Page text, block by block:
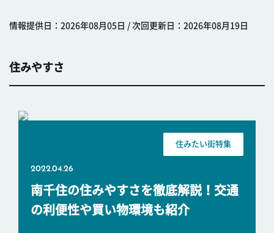
情報提供日：2026年08月05日 / 次回更新日：2026年08月19日
住みやすさ
住みたい街特集
2022.04.26
南千住の住みやすさを徹底解説！交通
の利便性や買い物環境も紹介